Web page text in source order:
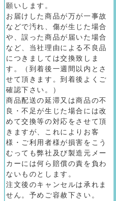
願いします。
お届けした商品が万が一事故
などで汚れ、傷が生じた場合
や、誤った商品が届いた場合
など、当社理由による不良品
につきましては交換致しま
す。（到着後一週間以内とさ
せて頂きます。到着後よくご
確認下さい。）
商品配送の延滞又は商品の不
良・不足が生じた場合には改
めて交換等の対応をさせて頂
きますが、これによりお客
様・ご利用者様が損害をこう
むっても弊社及び製造元メー
カーには何ら賠償の責を負わ
ないものとします。
注文後のキャンセルは承れま
せん。予めご容赦下さい。